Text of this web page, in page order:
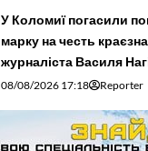
У Коломиї погасили
марку на честь
журналіста Василя
08/08/2026 17:18 Reporter